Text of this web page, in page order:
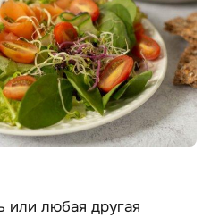
или любая другая